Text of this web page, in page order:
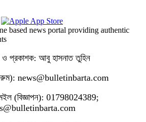
based news portal providing authentic
ও প্রকাশক: আবু হাসনাত তুহিন
news@bulletinbarta.com
(বিজ্ঞাপন): 01798024389;